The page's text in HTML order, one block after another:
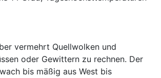
vermehrt Quellwolken und
oder Gewittern zu rechnen. Der
bis mäßig aus West bis